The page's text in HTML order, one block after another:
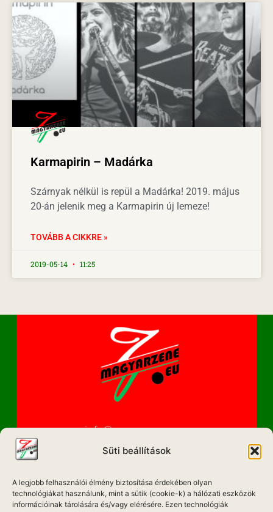
Süti beállítások
A legjobb felhasználói élmény biztosítása érdekében olyan
technológiákat használunk, mint a sütik (cookie-k) a hálózati eszközök
információinak tárolására és/vagy elérésére. Ezen technológiák
Karmapirin – Madárka
Szárnyak nélkül is repül a Madárka! 2019. május
20-án jelenik meg a Karmapirin új lemeze!
TOVÁBB A CIKKRE »
2019-05-14 11:25
info@magyarzene.eu
IMPRESSZUM